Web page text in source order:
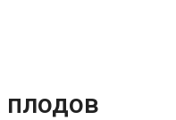
плодов